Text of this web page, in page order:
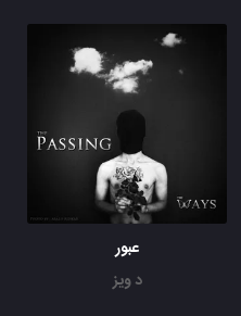
عبور
د ویز